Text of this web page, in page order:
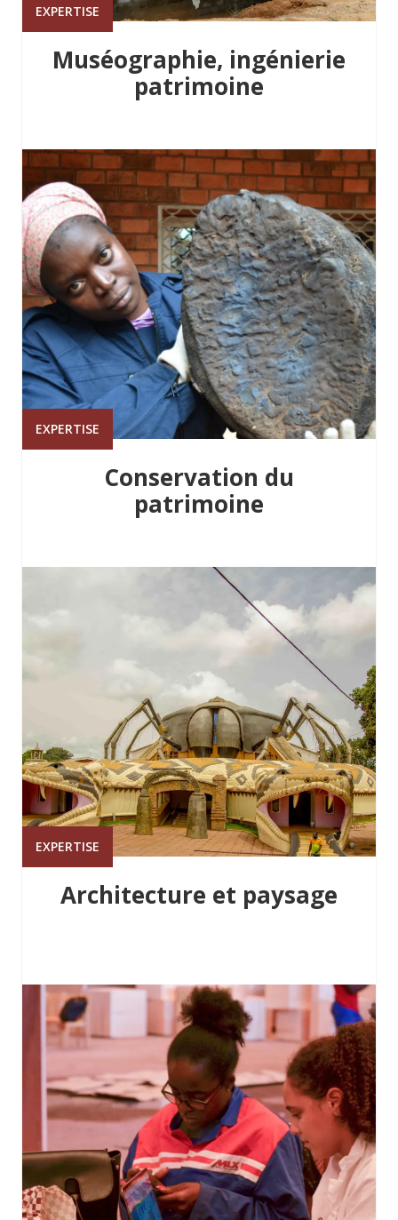
EXPERTISE
Muséographie, ingénierie
patrimoine
EXPERTISE
Conservation du
patrimoine
EXPERTISE
Architecture et paysage